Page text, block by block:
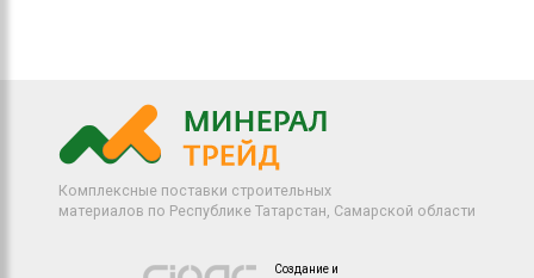
Комплексные поставки строительных
материалов по Республике Татарстан, Самарской области
Создание и